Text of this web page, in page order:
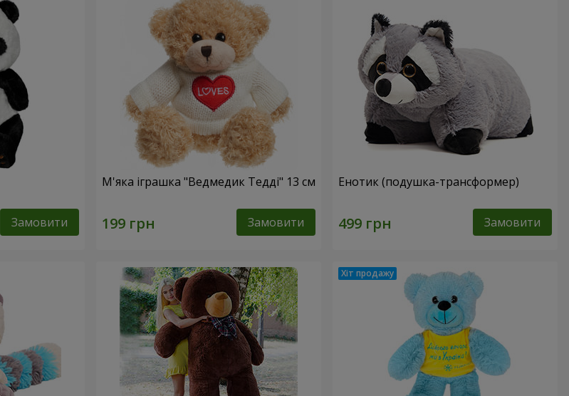
Замовити
М'яка іграшка "Ведмедик Тедді" 13 см
Замовити
Енотик (подушка-трансформер)
Замовити